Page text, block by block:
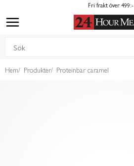
Fri frakt över 499:-
Hem Produkter Proteinbar caramel